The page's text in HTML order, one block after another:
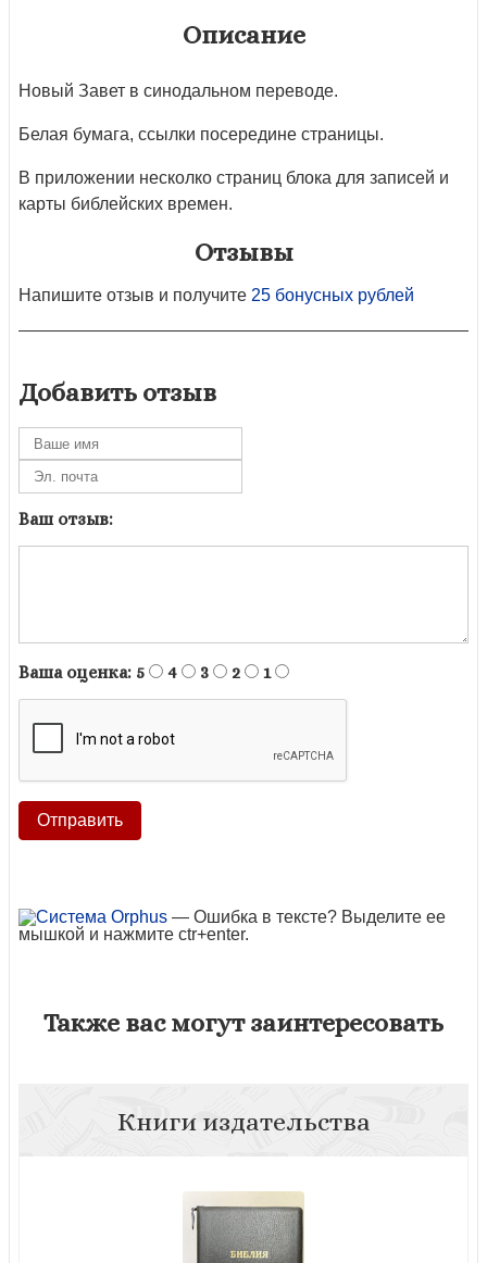
Описание
Новый Завет в синодальном переводе.
Белая бумага, ссылки посередине страницы.
В приложении несколко страниц блока для записей и
карты библейских времен.
Отзывы
Напишите отзыв и получите 25 бонусных рублей
Добавить отзыв
Ваш отзыв:
Ваша оценка: 5 4 3 2 1
— Ошибка в тексте? Выделите ее
мышкой и нажмите ctr+enter.
Также вас могут заинтересовать
Книги издательства